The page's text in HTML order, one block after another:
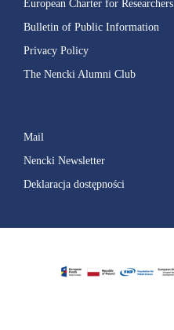
European Charter for Researchers
Bulletin of Public Information
Privacy Policy
The Nencki Alumni Club
Mail
Nencki Newsletter
Deklaracja dostępności